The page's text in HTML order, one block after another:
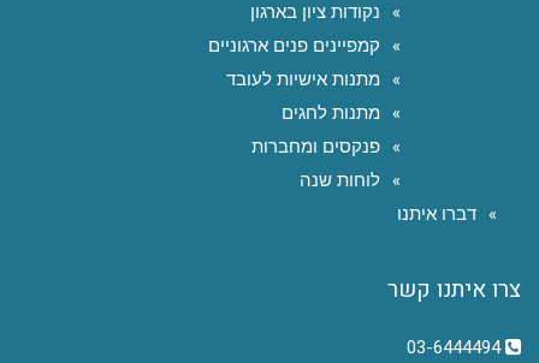
נקודות ציון בארגון
קמפיינים פנים ארגוניים
מתנות אישיות לעובד
מתנות לחגים
פנקסים ומחברות
לוחות שנה
דברו איתנו
צרו איתנו קשר
03-6444494